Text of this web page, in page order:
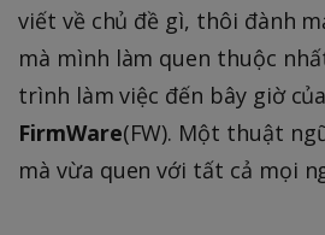
viết về chủ đề gì, thôi đành
mà mình làm quen thuộc
trình làm việc đến bây giờ
FirmWare(FW). Một thuật
mà vừa quen với tất cả mọi